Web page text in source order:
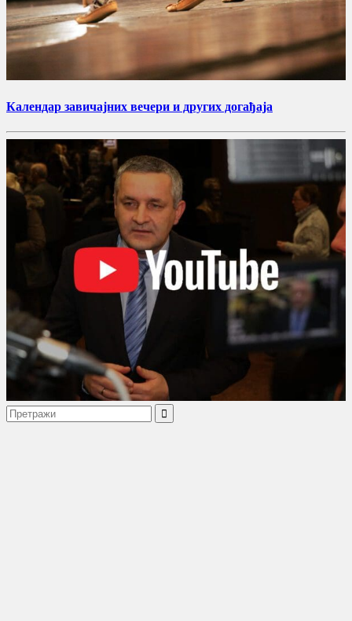
Календар завичајних вечери и других догађаја